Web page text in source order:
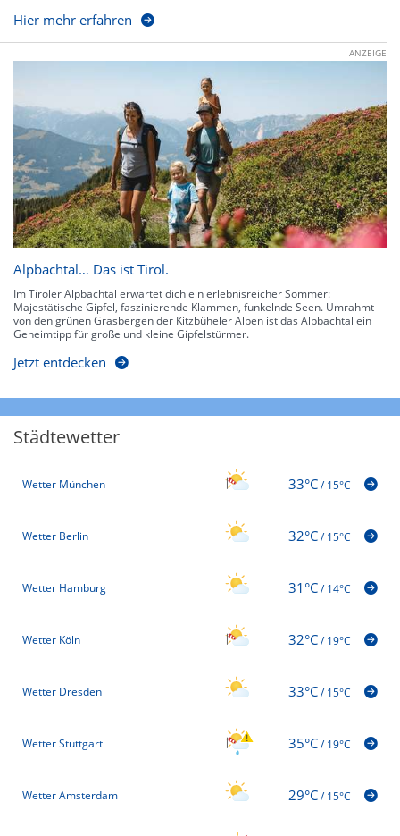
Hier mehr erfahren
ANZEIGE
Alpbachtal… Das ist Tirol.
Im Tiroler Alpbachtal erwartet dich ein erlebnisreicher Sommer:
Majestätische Gipfel, faszinierende Klammen, funkelnde Seen. Umrahmt
von den grünen Grasbergen der Kitzbüheler Alpen ist das Alpbachtal ein
Geheimtipp für große und kleine Gipfelstürmer.
Jetzt entdecken
Städtewetter
Wetter München 33°C/15°C
Wetter Berlin 32°C/15°C
Wetter Hamburg 31°C/14°C
Wetter Köln 32°C/19°C
Wetter Dresden 33°C/15°C
Wetter Stuttgart 35°C/19°C
Wetter Amsterdam 29°C/15°C